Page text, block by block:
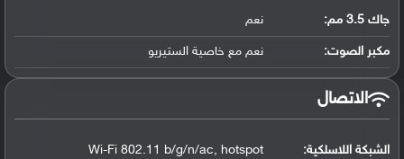
جاك 3.5 مم: نعم
مكبر الصوت: نعم مع خاصية الستيريو
الاتصال
الشبكة اللاسلكية: Wi-Fi 802.11 b/g/n/ac, hotspot